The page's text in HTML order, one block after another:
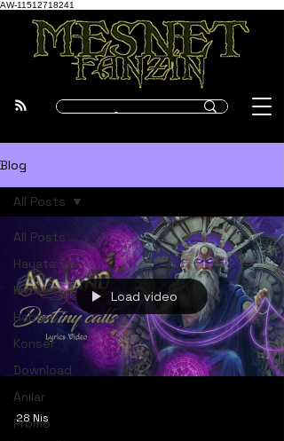
AW-11512718241
Blog
All Posts
Hayata Dair
Kritikler
Haber
Konser
Download
Anılar
Promo
All Posts
Load video
28 Nis